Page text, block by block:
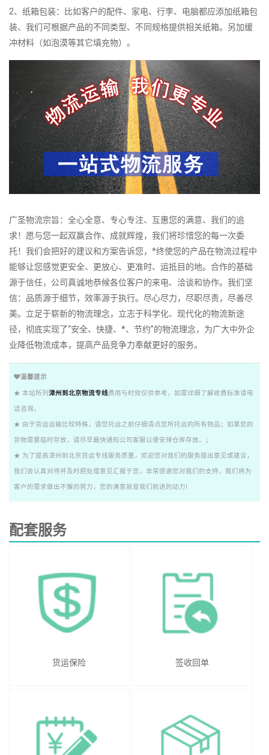
2、纸箱包装：比如客户的配件、家电、行李、电脑都应添加纸箱包
装、我们可根据产品的不同类型、不同规格提供相关纸箱。另加缓
冲材料（如泡漠等其它填充物）。
广圣物流宗旨：全心全意、专心专注、互惠您的满意、我们的追
求！愿与您一起双赢合作、成就辉煌，我们将珍惜您的每一次委
托！我们会把好的建议和方案告诉您，*终使您的产品在物流过程中
能够让您感觉更安全、更放心、更准时、运抵目的地。合作的基础
源于信任，公司真诚地恭候各位客户的来电、洽谈和协作。我们坚
信：品质源于细节，效率源于执行。尽心尽力，尽职尽责，尽善尽
美。立足于崭新的物流理念，立志于科学化、现代化的物流新途
径，彻底实现了“安全、快捷、*、节约”的物流理念，为广大中外企
业降低物流成本，提高产品竞争力奉献更好的服务。
温馨提示
★ 本站所列 漳州到北京物流专线费用与时效仅供参考，如需详细了解收费标准请电
话咨询。
★ 由于货运运输比较特殊，请您托运之前仔细清点您所托运的所有物品；如果您的
货物需要临时存放，请尽早最快通知公司客服以便安排仓库存放。；
★ 为了提高漳州到北京货运专线服务质量，欢迎您对我们的服务提出意见或建议，
我们会认真对待并及时把处理意见汇报于您，非常感谢您对我们的支持，我们将为
客户的需求做出不懈的努力，您的满意就是我们前进的动力!
配套服务
货运保险 签收回单